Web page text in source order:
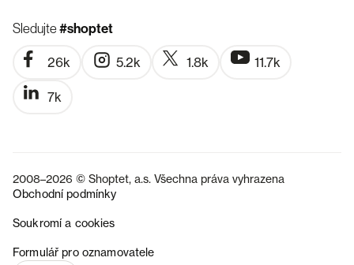
Sledujte#shoptet
26k 5.2k 1.8k 11.7k
7k
2008–2026 © Shoptet, a.s. Všechna práva vyhrazena
Obchodní podmínky
Soukromí a cookies
Formulář pro oznamovatele